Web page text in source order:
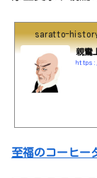
saratto-
親鸞
至福のコーヒー